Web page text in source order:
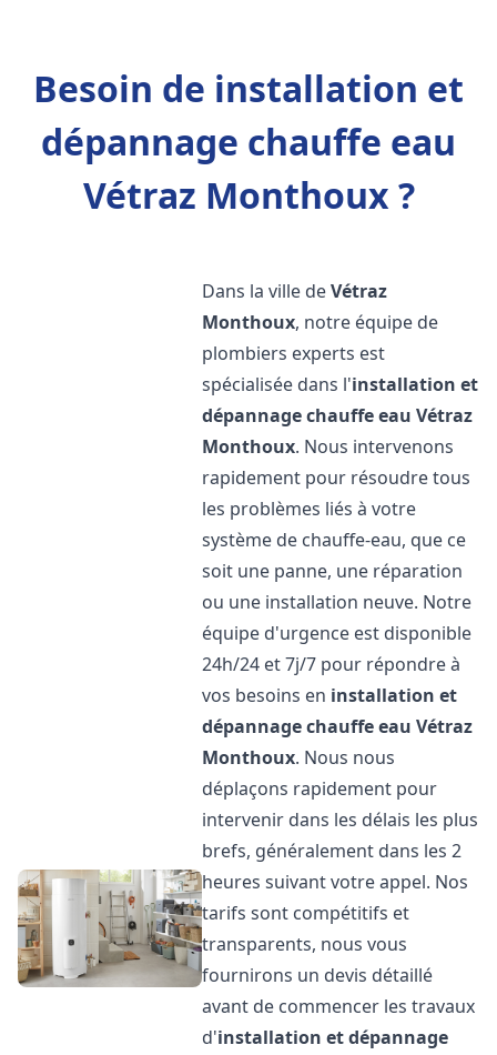
Besoin de installation et
dépannage chauffe eau
Vétraz Monthoux ?
Dans la ville deVétraz
Monthoux, notre équipe de
plombiers experts est
spécialisée dans l'installation et
dépannage chauffe eau Vétraz
Monthoux. Nous intervenons
rapidement pour résoudre tous
les problèmes liés à votre
système de chauffe-eau, que ce
soit une panne, une réparation
ou une installation neuve. Notre
équipe d'urgence est disponible
24h/24 et 7j/7 pour répondre à
vos besoins en installation et
dépannage chauffe eau Vétraz
Monthoux. Nous nous
déplaçons rapidement pour
intervenir dans les délais les plus
brefs, généralement dans les 2
heures suivant votre appel. Nos
tarifs sont compétitifs et
transparents, nous vous
fournirons un devis détaillé
avant de commencer les travaux
d'installation et dépannage